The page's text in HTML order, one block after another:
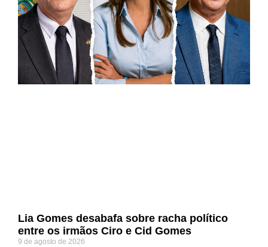
Lia Gomes desabafa sobre racha político
entre os irmãos Ciro e Cid Gomes
9 de agosto de 2026